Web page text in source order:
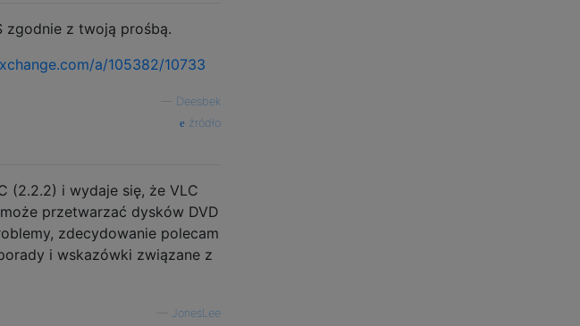
zgodnie z twoją prośbą.
a/105382/10733
Deesbek
źródło
(2.2.2) i wydaje się, że VLC
przetwarzać dysków DVD
zdecydowanie polecam
i wskazówki związane z
JonesLee